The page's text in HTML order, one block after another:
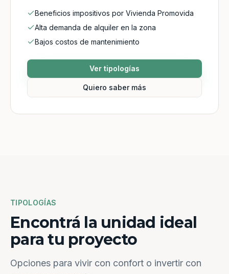
Beneficios impositivos por Vivienda Promovida
Alta demanda de alquiler en la zona
Bajos costos de mantenimiento
Ver tipologías
Quiero saber más
TIPOLOGÍAS
Encontrá la unidad ideal
para tu proyecto
Opciones para vivir con confort o invertir con